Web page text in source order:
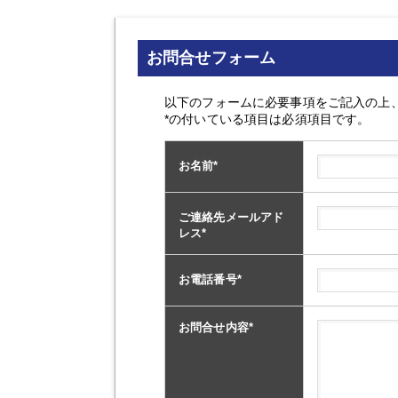
お問合せフォーム
以下のフォームに必要事項をご記入の
*の付いている項目は必須項目です。
お名前*
ご連絡先メールアド
レス*
お電話番号*
お問合せ内容*